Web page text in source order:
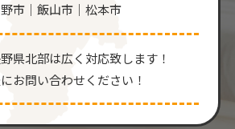
市｜飯山市｜松本市
県北部は広く対応致します！
お問い合わせください！